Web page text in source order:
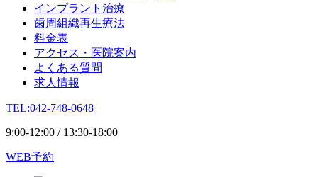
インプラント治療
歯周組織再生療法
料金表
アクセス・医院案内
よくある質問
求人情報
TEL:042-748-0648
9:00-12:00 / 13:30-18:00
WEB予約